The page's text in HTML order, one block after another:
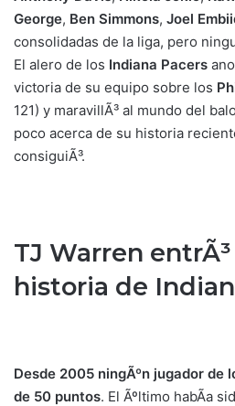
George, Ben Simmons, Joel
consolidadas de la liga, pero
El alero de los Indiana Pacers
victoria de su equipo sobre los
121) y maravillÃ³ al mundo del
poco acerca de su historia
consiguiÃ³.
TJ Warren
historia de
Desde 2005 ningÃºn jugador de
de 50 puntos. El Ãºltimo habÃ­a